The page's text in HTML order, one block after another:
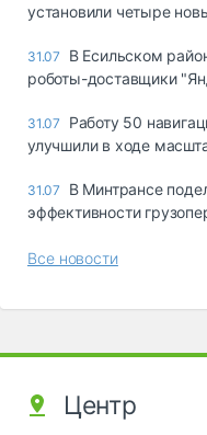
установили четыре
31.07
В Есильском
роботы-доставщики
31.07
Работу 50
улучшили в ходе
31.07
В Минтрансе
эффективности
Все новости
Центр